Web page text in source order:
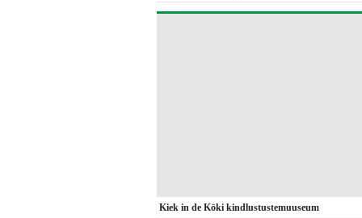
Kiek in de Köki kindlustustemuuseum